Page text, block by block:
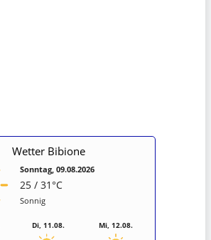
Wetter Bibione
Sonntag, 09.08.2026
25 / 31°C
Sonnig
Di, 11.08. Mi, 12.08.